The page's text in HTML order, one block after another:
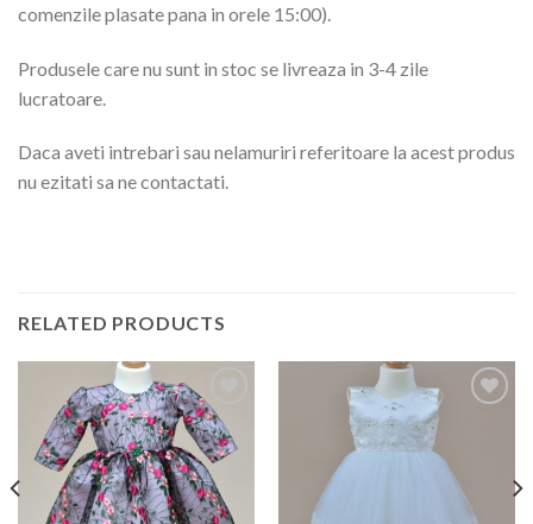
comenzile plasate pana in orele 15:00).
Produsele care nu sunt in stoc se livreaza in 3-4 zile
lucratoare.
Daca aveti intrebari sau nelamuriri referitoare la acest produs
nu ezitati sa ne contactati.
RELATED PRODUCTS
Add to
wishlist